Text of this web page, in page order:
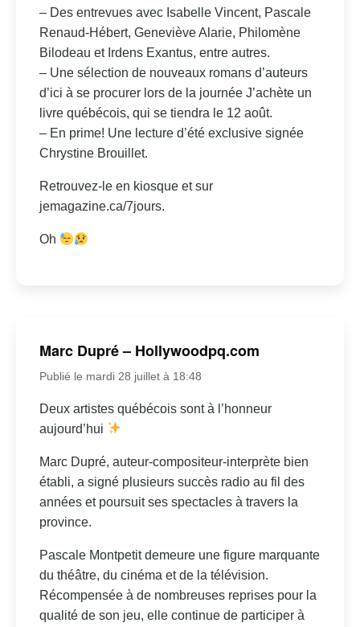
– Des entrevues avec Isabelle Vincent, Pascale
Renaud-Hébert, Geneviève Alarie, Philomène
Bilodeau et Irdens Exantus, entre autres.
– Une sélection de nouveaux romans d’auteurs
d’ici à se procurer lors de la journée J’achète un
livre québécois, qui se tiendra le 12 août.
– En prime! Une lecture d’été exclusive signée
Chrystine Brouillet.
Retrouvez-le en kiosque et sur
jemagazine.ca/7jours.
Oh
Marc Dupré – Hollywoodpq.com
Publié le mardi 28 juillet à 18:48
Deux artistes québécois sont à l’honneur
aujourd’hui
Marc Dupré, auteur-compositeur-interprète bien
établi, a signé plusieurs succès radio au fil des
années et poursuit ses spectacles à travers la
province.
Pascale Montpetit demeure une figure marquante
du théâtre, du cinéma et de la télévision.
Récompensée à de nombreuses reprises pour la
qualité de son jeu, elle continue de participer à